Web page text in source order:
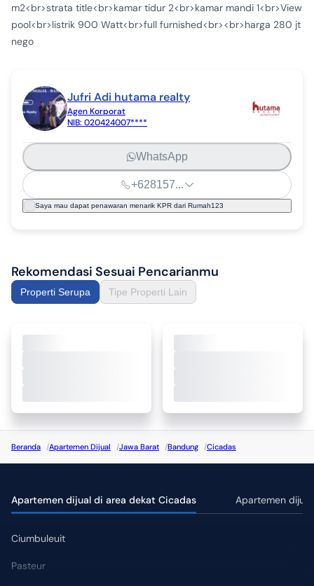
ID Iklan aps1723091
m2<br>strata title<br>kamar tidur 2<br>kamar mandi 1<br>View
pool<br>listrik 900 Watt<br>full furnished<br><br>harga 280 jt
nego
Jufri Adi hutama realty
Agen Korporat
NIB: 020424007****
+628157...
WhatsApp
Saya mau dapat penawaran menarik KPR dari Rumah123
Rekomendasi Sesuai Pencarianmu
Properti Serupa Tipe Properti Lain
Beranda /Apartemen Dijual /Jawa Barat /Bandung /Cicadas
Apartemen dijual di area dekat Cicadas Apartemen
Ciumbuleuit
Pasteur